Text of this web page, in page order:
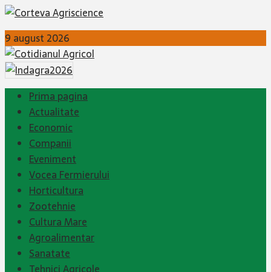
9 august 2026
Prima pagina
Actualitate
Economic
Companii
Eveniment
Vocea Fermierului
Horticultura
Zootehnie
Cultura Mare
Agroalimentar
Sanatate